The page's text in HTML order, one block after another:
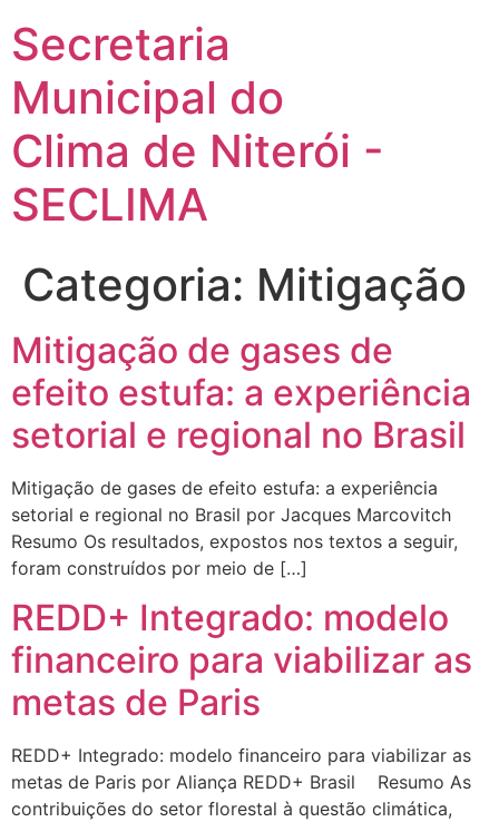
Secretaria
Municipal do
Clima de Niterói -
SECLIMA
Categoria: Mitigação
Mitigação de gases de
efeito estufa: a experiência
setorial e regional no Brasil
Mitigação de gases de efeito estufa: a experiência
setorial e regional no Brasil por Jacques Marcovitch
Resumo Os resultados, expostos nos textos a seguir,
foram construídos por meio de […]
REDD+ Integrado: modelo
financeiro para viabilizar as
metas de Paris
REDD+ Integrado: modelo financeiro para viabilizar as
metas de Paris por Aliança REDD+ Brasil Resumo As
contribuições do setor florestal à questão climática,